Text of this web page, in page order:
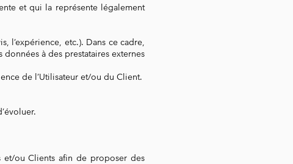
et qui la représente légalement
l’expérience, etc.). Dans ce cadre,
à des prestataires externes
de l’Utilisateur et/ou du Client.
et/ou Clients afin de proposer des